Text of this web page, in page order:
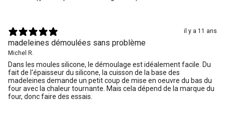
il y a 11 ans
madeleines démoulées sans problème
Michel R.
Dans les moules silicone, le démoulage est idéalement facile. Du
fait de l'épaisseur du silicone, la cuisson de la base des
madeleines demande un petit coup de mise en oeuvre du bas du
four avec la chaleur tournante. Mais cela dépend de la marque du
four, donc faire des essais.